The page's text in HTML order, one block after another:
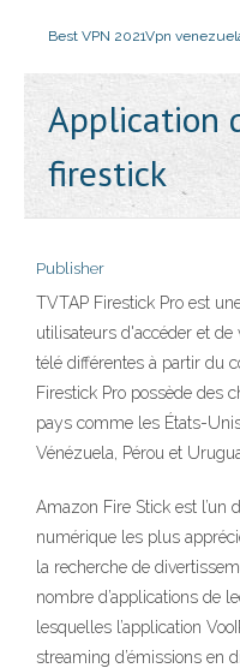
Best VPN 2021Vpn
Application
firestick
Publisher
TVTAP Firestick Pro est
utilisateurs d'accéder et
télé différentes à partir du
Firestick Pro possède des
pays comme les États-
Vénézuela, Pérou et
Amazon Fire Stick est l’un
numérique les plus
la recherche de
nombre d’applications de
lesquelles l’application
streaming d’émissions en